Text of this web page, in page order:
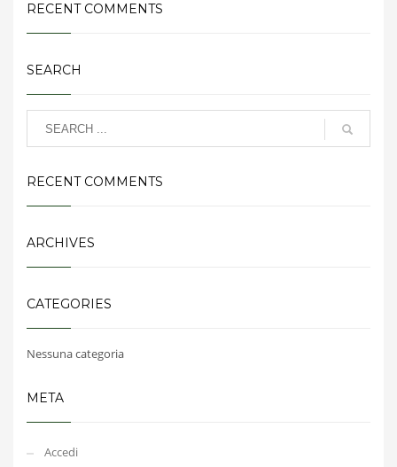
RECENT COMMENTS
SEARCH
RECENT COMMENTS
ARCHIVES
CATEGORIES
Nessuna categoria
META
Accedi